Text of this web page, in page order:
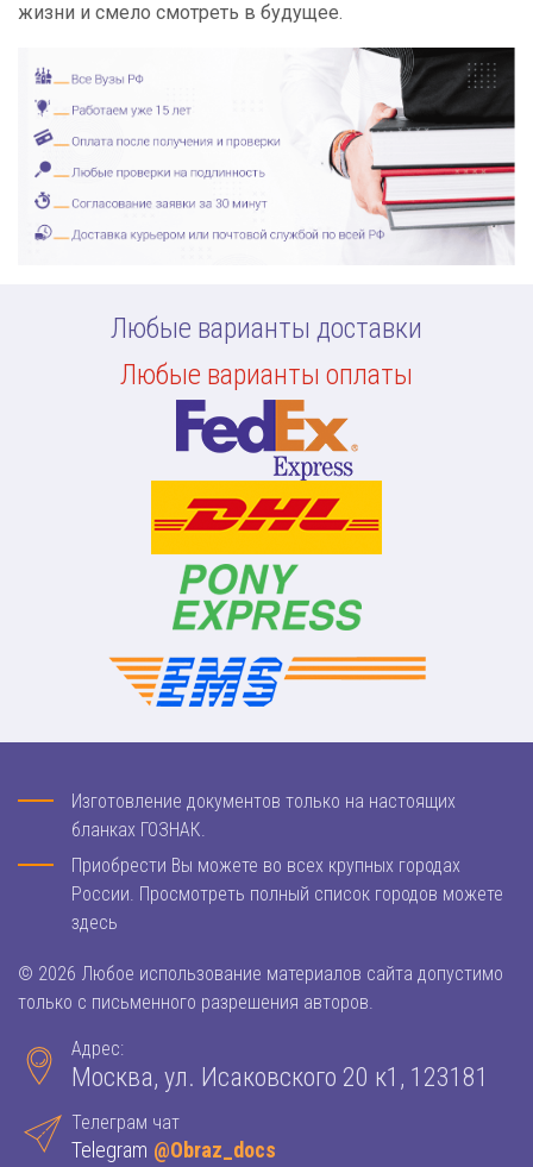
жизни и смело смотреть в будущее.
Любые варианты доставки
Любые варианты оплаты
Изготовление документов только на настоящих
бланках ГОЗНАК.
Приобрести Вы можете во всех крупных городах
России. Просмотреть полный список городов можете
здесь
© 2026 Любое использование материалов сайта допустимо
только с письменного разрешения авторов.
Адрес:
Москва, ул. Исаковского 20 к1, 123181
Телеграм чат
Telegram @Obraz_docs